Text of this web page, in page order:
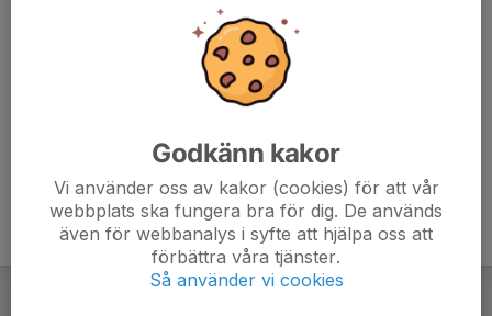
Godkänn kakor
Vi använder oss av kakor (cookies) för att vår
webbplats ska fungera bra för dig. De används
även för webbanalys i syfte att hjälpa oss att
förbättra våra tjänster.
Så använder vi cookies